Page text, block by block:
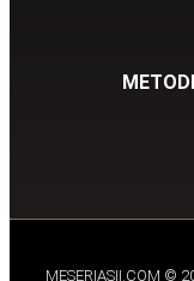
MESERIASII.COM ©